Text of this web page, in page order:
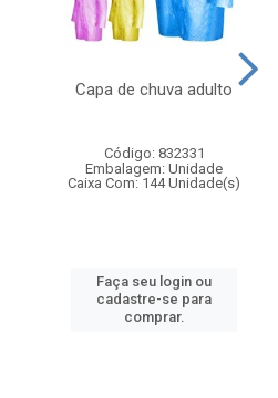
Capa de chuva adulto
Código: 832331
Embalagem: Unidade
Caixa Com: 144 Unidade(s)
Faça seu login ou
cadastre-se para
comprar.